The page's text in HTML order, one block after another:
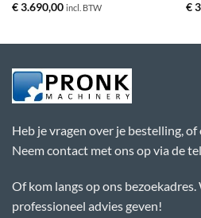
€3.690,00 incl. BTW
€
Heb je vragen over je bestelling,
Neem contact met ons op via de
Of kom langs op ons
professioneel advies geven!